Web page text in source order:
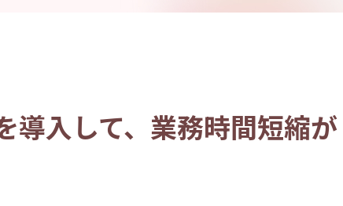
導入して、業務時間短縮が